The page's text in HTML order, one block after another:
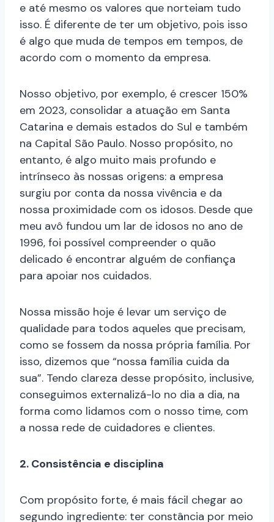
e até mesmo os valores que norteiam tudo
isso. É diferente de ter um objetivo, pois isso
é algo que muda de tempos em tempos, de
acordo com o momento da empresa.
Nosso objetivo, por exemplo, é crescer 150%
em 2023, consolidar a atuação em Santa
Catarina e demais estados do Sul e também
na Capital São Paulo. Nosso propósito, no
entanto, é algo muito mais profundo e
intrínseco às nossas origens: a empresa
surgiu por conta da nossa vivência e da
nossa proximidade com os idosos. Desde que
meu avô fundou um lar de idosos no ano de
1996, foi possível compreender o quão
delicado é encontrar alguém de confiança
para apoiar nos cuidados.
Nossa missão hoje é levar um serviço de
qualidade para todos aqueles que precisam,
como se fossem da nossa própria família. Por
isso, dizemos que “nossa família cuida da
sua”. Tendo clareza desse propósito, inclusive,
conseguimos externalizá-lo no dia a dia, na
forma como lidamos com o nosso time, com
a nossa rede de cuidadores e clientes.
2. Consistência e disciplina
Com propósito forte, é mais fácil chegar ao
segundo ingrediente: ter constância por meio